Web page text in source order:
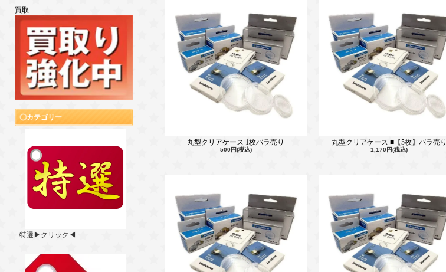
買取
カテゴリー
特選▶クリック◀
丸型クリアケース 1枚バラ売り
500円(税込)
丸型クリアケース ■【5枚】バラ売り
1,170円(税込)